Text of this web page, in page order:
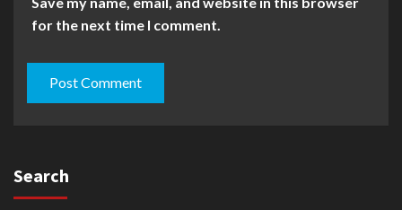
for the next time I comment.
Search